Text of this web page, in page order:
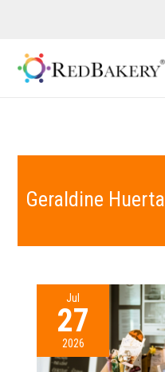
Geraldine Huerta
Jul
27
2026